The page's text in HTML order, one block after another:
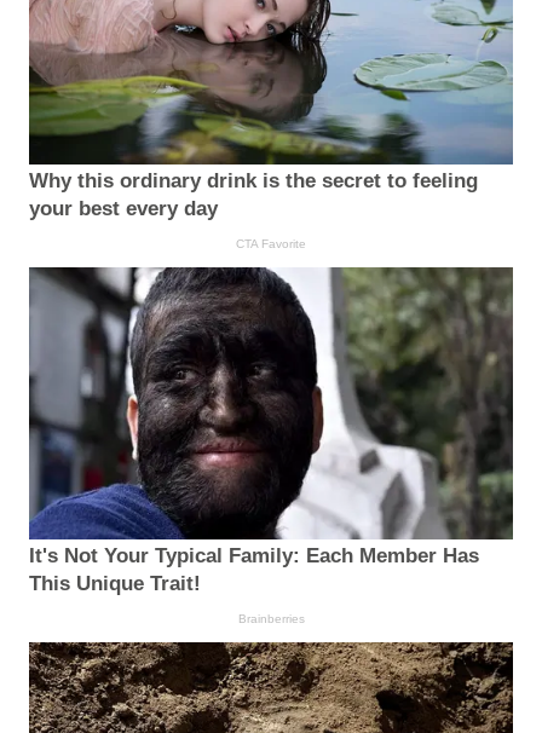
Why this ordinary drink is the secret to feeling
your best every day
CTA Favorite
It's Not Your Typical Family: Each Member Has
This Unique Trait!
Brainberries